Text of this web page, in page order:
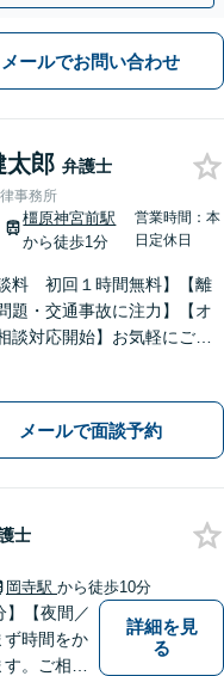
メールでお問い合わせ
太郎 弁護士
事務所
橿原神宮前駅
から徒歩1分
営業時間：本
日定休日
談料 初回１時間無料】【離
題・交通事故に注力】【オ
談対応開始】お気軽にご相
日・夜間相談に対応】
メールで面談予約
士
岡寺駅 から徒歩10分
】【夜間／
ず時間をか
。ご相談
詳細を見
る